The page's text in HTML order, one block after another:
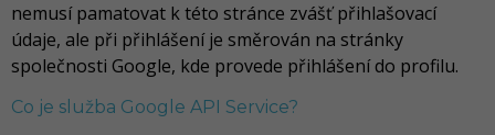
nemusí pamatovat k této stránce zvášť přihlašovací
údaje, ale při přihlášení je směrován na stránky
společnosti Google, kde provede přihlášení do profilu.
Co je služba Google API Service?